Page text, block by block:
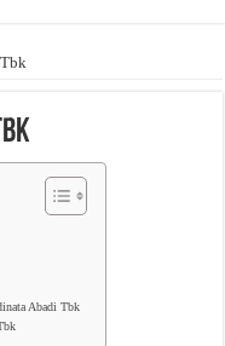
Abadi Tbk